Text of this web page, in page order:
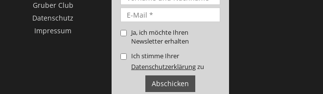
Gruber Club
Datenschutz
Impressum
Ja, ich möchte Ihren
Newsletter erhalten
Ich stimme Ihrer
Datenschutzerklärungzu
Abschicken